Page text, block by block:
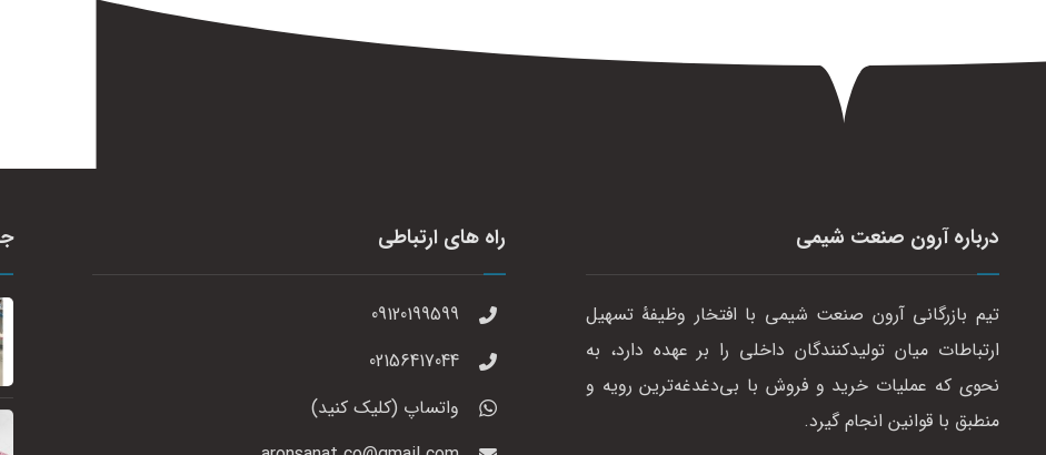
درباره آرون صنعت شیمی
تیم بازرگانی آرون صنعت شیمی با افتخار وظیفهٔ تسهیل
ارتباطات میان تولیدکنندگان داخلی را بر عهده دارد، به
نحوی که عملیات خرید و فروش با بی‌دغدغه‌ترین رویه و
منطبق با قوانین انجام گیرد.
راه های ارتباطی
09120199599
02156417044
واتساپ (کلیک کنید)